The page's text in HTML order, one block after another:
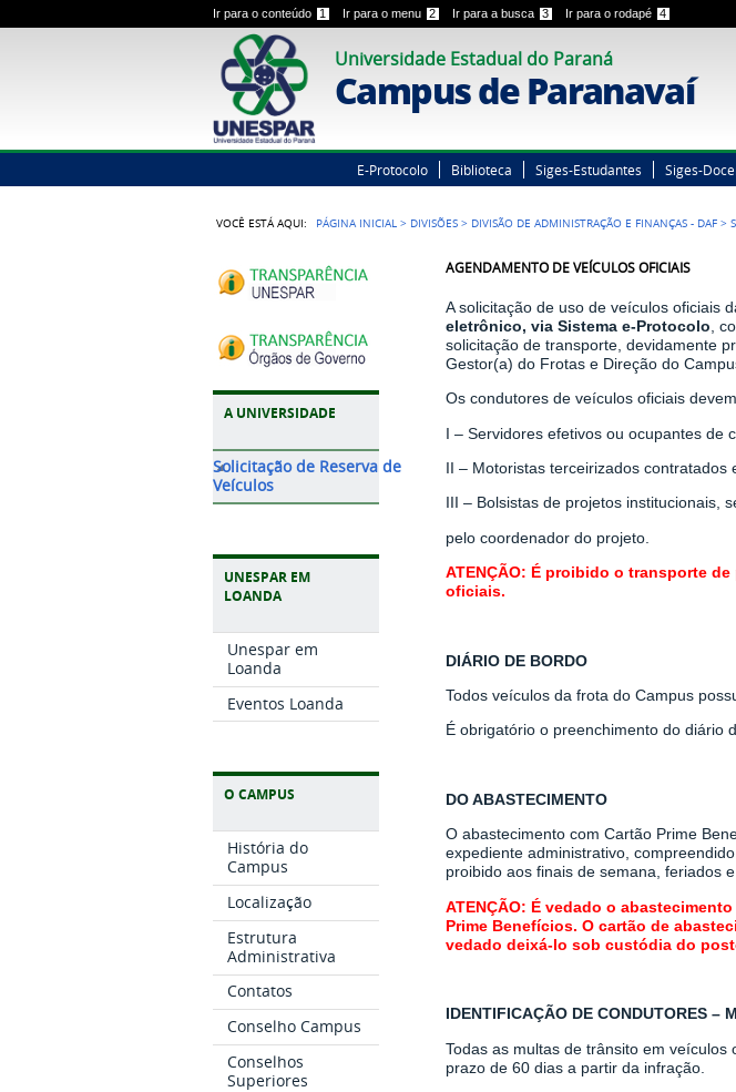
Ir para o conteúdo 1 Ir para o menu 2 Ir para a busca 3 Ir para o rodapé 4
Universidade Estadual do Paraná
Campus de Paranavaí
E-Protocolo Biblioteca Siges-Estudantes Siges-
VOCÊ ESTÁ AQUI: PÁGINA INICIAL > DIVISÕES > DIVISÃO DE ADMINISTRAÇÃO E FINANÇAS - DAF >
A UNIVERSIDADE
Solicitação de Reserva de
Veículos
UNESPAR EM
LOANDA
Unespar em
Loanda
Eventos Loanda
O CAMPUS
História do
Campus
Localização
Estrutura
Administrativa
Contatos
Conselho Campus
Conselhos
Superiores
AGENDAMENTO DE VEÍCULOS OFICIAIS
A solicitação de uso de veículos oficiais
eletrônico, via Sistema e-Protocolo ,
solicitação de transporte, devidamente
Gestor(a) do Frotas e Direção do
Os condutores de veículos oficiais
I – Servidores efetivos ou ocupantes de
II – Motoristas terceirizados contratados
III – Bolsistas de projetos institucionais,
pelo coordenador do projeto.
ATENÇÃO: É proibido o transporte
oficiais.
DIÁRIO DE BORDO
Todos veículos da frota do Campus
É obrigatório o preenchimento do diário
DO ABASTECIMENTO
O abastecimento com Cartão Prime
expediente administrativo,
proibido aos finais de semana, feriados
ATENÇÃO: É vedado o
Prime Benefícios. O cartão de
vedado deixá-lo sob custódia do
IDENTIFICAÇÃO DE CONDUTORES –
Todas as multas de trânsito em veículos
prazo de 60 dias a partir da infração.